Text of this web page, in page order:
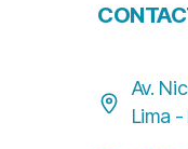
Av.
Lima -